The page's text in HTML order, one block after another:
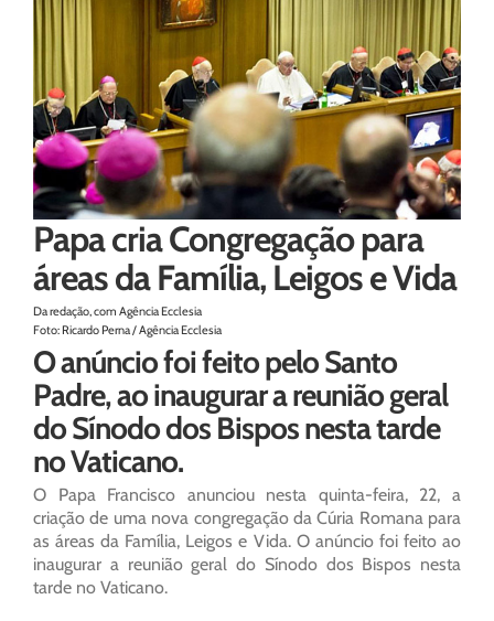
Papa cria Congregação para
áreas da Família, Leigos e Vida
Da redação, com Agência Ecclesia
Foto: Ricardo Perna / Agência Ecclesia
O anúncio foi feito pelo Santo
Padre, ao inaugurar a reunião geral
do Sínodo dos Bispos nesta tarde
no Vaticano.
O Papa Francisco anunciou nesta quinta-feira, 22, a
criação de uma nova congregação da Cúria Romana para
as áreas da Família, Leigos e Vida. O anúncio foi feito ao
inaugurar a reunião geral do Sínodo dos Bispos nesta
tarde no Vaticano.